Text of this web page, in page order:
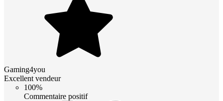
Gaming4you
Excellent vendeur
100%
Commentaire positif